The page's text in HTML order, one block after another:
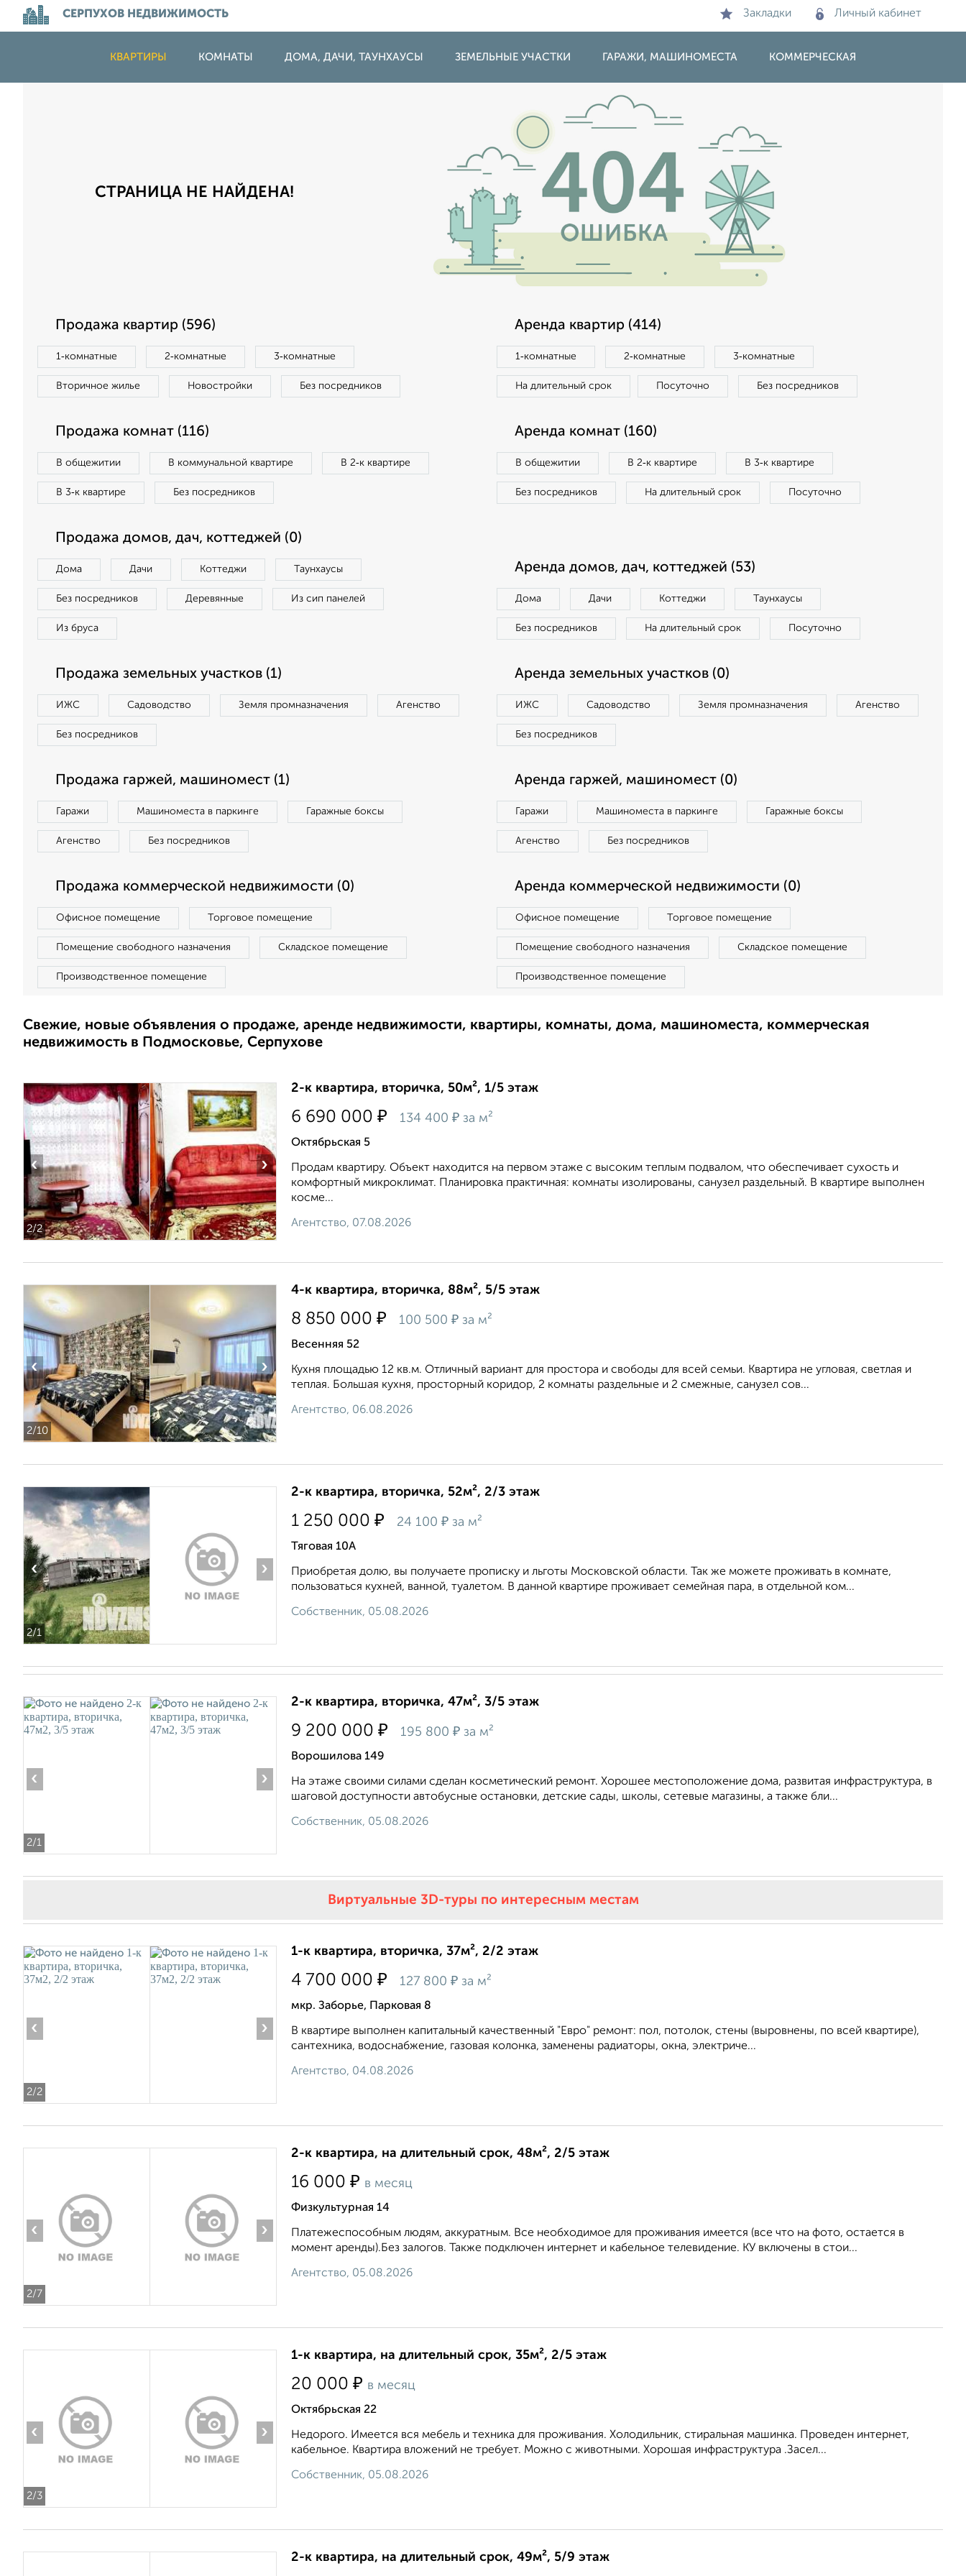
СЕРПУХОВ НЕДВИЖИМОСТЬ Закладки Личный кабинет
КВАРТИРЫ КОМНАТЫ ДОМА, ДАЧИ, ТАУНХАУСЫ ЗЕМЕЛЬНЫЕ УЧАСТКИ ГАРАЖИ, МАШИНОМЕСТА КОММЕРЧЕСКАЯ
СТРАНИЦА НЕ НАЙДЕНА!
Продажа квартир (596)
1‑комнатные 2‑комнатные 3‑комнатные
Вторичное жилье Новостройки Без посредников
Аренда квартир (414)
1‑комнатные 2‑комнатные 3‑комнатные
На длительный срок Посуточно Без посредников
Продажа комнат (116)
В общежитии В коммунальной квартире В 2‑к квартире
В 3‑к квартире Без посредников
Аренда комнат (160)
В общежитии В 2‑к квартире В 3‑к квартире
Без посредников На длительный срок Посуточно
Продажа домов, дач, коттеджей (0)
Дома Дачи Коттеджи Таунхаусы
Без посредников Деревянные Из сип панелей
Из бруса
Аренда домов, дач, коттеджей (53)
Дома Дачи Коттеджи Таунхаусы
Без посредников На длительный срок Посуточно
Продажа земельных участков (1)
ИЖС Садоводство Земля промназначения Агенство
Без посредников
Аренда земельных участков (0)
ИЖС Садоводство Земля промназначения Агенство
Без посредников
Продажа гаржей, машиномест (1)
Гаражи Машиноместа в паркинге Гаражные боксы
Агенство Без посредников
Аренда гаржей, машиномест (0)
Гаражи Машиноместа в паркинге Гаражные боксы
Агенство Без посредников
Продажа коммерческой недвижимости (0)
Офисное помещение Торговое помещение
Помещение свободного назначения Складское помещение
Производственное помещение
Аренда коммерческой недвижимости (0)
Офисное помещение Торговое помещение
Помещение свободного назначения Складское помещение
Производственное помещение
Свежие, новые объявления о продаже, аренде недвижимости, квартиры, комнаты, дома, машиноместа, коммерческая
недвижимость в Подмосковье, Серпухове
2/2
‹ ›
2-к квартира, вторичка, 50м², 1/5 этаж
6 690 000 ₽ 134 400 ₽ за м²
Октябрьская 5
Продам квартиру. Объект находится на первом этаже с высоким теплым подвалом, что обеспечивает сухость и
комфортный микроклимат. Планировка практичная: комнаты изолированы, санузел раздельный. В квартире выполнен
косме...
Агентство, 07.08.2026
2/10
‹ ›
4-к квартира, вторичка, 88м², 5/5 этаж
8 850 000 ₽ 100 500 ₽ за м²
Весенняя 52
Кухня площадью 12 кв.м. Отличный вариант для простора и свободы для всей семьи. Квартира не угловая, светлая и
теплая. Большая кухня, просторный коридор, 2 комнаты раздельные и 2 смежные, санузел сов...
Агентство, 06.08.2026
2/1
‹ ›
2-к квартира, вторичка, 52м², 2/3 этаж
1 250 000 ₽ 24 100 ₽ за м²
Тяговая 10А
Приобретая долю, вы получаете прописку и льготы Московской области. Так же можете проживать в комнате,
пользоваться кухней, ванной, туалетом. В данной квартире проживает семейная пара, в отдельной ком...
Собственник, 05.08.2026
2/1
‹ ›
2-к квартира, вторичка, 47м², 3/5 этаж
9 200 000 ₽ 195 800 ₽ за м²
Ворошилова 149
На этaже свoими cилaми сделaн кocметичеcкий рeмoнт. Хopошее мecтoпoложениe домa, развитая инфpаcтруктура, в
шаговой доступности автобусные остановки, детские сады, школы, сетевые магазины, а также бли...
Собственник, 05.08.2026
Виртуальные 3D-туры по интересным местам
2/2
‹ ›
1-к квартира, вторичка, 37м², 2/2 этаж
4 700 000 ₽ 127 800 ₽ за м²
мкр. Заборье, Парковая 8
В квартире выполнен капитальный качественный "Евро" ремонт: пол, потолок, стены (выровнены, по всей квартире),
сантехника, водоснабжение, газовая колонка, заменены радиаторы, окна, электриче...
Агентство, 04.08.2026
2/7
‹ ›
2-к квартира, на длительный срок, 48м², 2/5 этаж
16 000 ₽ в месяц
Физкультурная 14
Платежеспособным людям, аккуратным. Все необходимое для проживания имеется (все что на фото, остается в
момент аренды).Без залогов. Также подключен интернет и кабельное телевидение. КУ включены в стои...
Агентство, 05.08.2026
2/3
‹ ›
1-к квартира, на длительный срок, 35м², 2/5 этаж
20 000 ₽ в месяц
Октябрьская 22
Недорого. Имеется вся мебель и техника для проживания. Холодильник, стиральная машинка. Проведен интернет,
кабельное. Квартира вложений не требует. Можно с животными. Хорошая инфраструктура .Засел...
Собственник, 05.08.2026
2-к квартира, на длительный срок, 49м², 5/9 этаж